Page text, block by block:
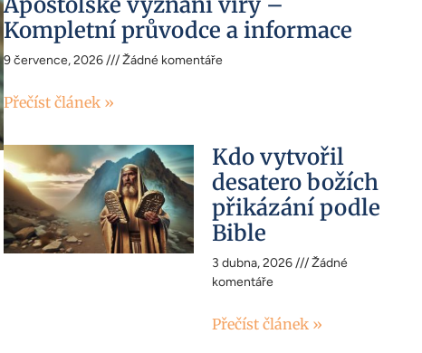
Kompletní průvodce a informace
9 července, 2026 Žádné komentáře
Přečíst článek »
Kdo vytvořil
desatero božích
přikázání podle
Bible
3 dubna, 2026
Žádné
komentáře
Přečíst článek »